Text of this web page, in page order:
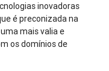
inovadoras
é preconizada na
mais valia e
os domínios de